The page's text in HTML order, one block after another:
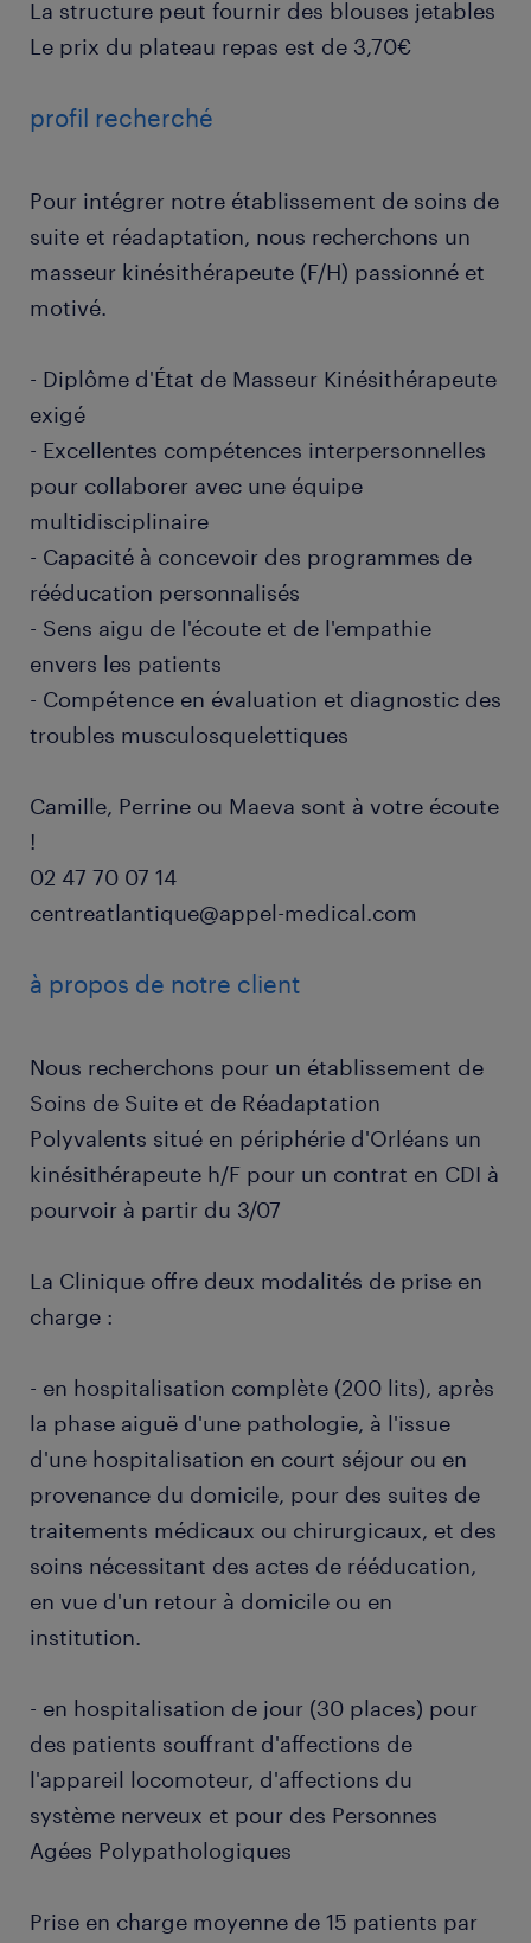
La structure peut fournir des blouses jetables
Le prix du plateau repas est de 3,70€
profil recherché
Pour intégrer notre établissement de soins de
suite et réadaptation, nous recherchons un
masseur kinésithérapeute (F/H) passionné et
motivé.
- Diplôme d'État de Masseur Kinésithérapeute
exigé
- Excellentes compétences interpersonnelles
pour collaborer avec une équipe
multidisciplinaire
- Capacité à concevoir des programmes de
rééducation personnalisés
- Sens aigu de l'écoute et de l'empathie
envers les patients
- Compétence en évaluation et diagnostic des
troubles musculosquelettiques
Camille, Perrine ou Maeva sont à votre écoute
!
02 47 70 07 14
centreatlantique@appel-medical.com
à propos de notre client
Nous recherchons pour un établissement de
Soins de Suite et de Réadaptation
Polyvalents situé en périphérie d'Orléans un
kinésithérapeute h/F pour un contrat en CDI à
pourvoir à partir du 3/07
La Clinique offre deux modalités de prise en
charge :
- en hospitalisation complète (200 lits), après
la phase aiguë d'une pathologie, à l'issue
d'une hospitalisation en court séjour ou en
provenance du domicile, pour des suites de
traitements médicaux ou chirurgicaux, et des
soins nécessitant des actes de rééducation,
en vue d'un retour à domicile ou en
institution.
- en hospitalisation de jour (30 places) pour
des patients souffrant d'affections de
l'appareil locomoteur, d'affections du
système nerveux et pour des Personnes
Agées Polypathologiques
Prise en charge moyenne de 15 patients par